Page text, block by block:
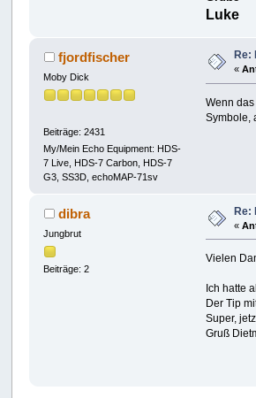
Luke
fjordfischer
Moby Dick
Beiträge: 2431
My/Mein Echo Equipment: HDS-
7 Live, HDS-7 Carbon, HDS-7
G3, SS3D, echoMAP-71sv
Re:
«
Wenn
Symbole,
dibra
Jungbrut
Beiträge: 2
Re:
«
Vielen
Ich hatte
Der Tip
Super,
Gruß